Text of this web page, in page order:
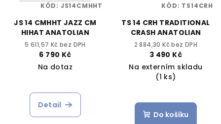
JS 14 CMHHT JAZZ CM
HIHAT ANATOLIAN
5 611,57 Kč bez DPH
6 790 Kč
Na dotaz
Detail
KÓD: JS14CMHHT
TS 14 CRH TRADITIONAL
CRASH ANATOLIAN
2 884,30 Kč bez DPH
3 490 Kč
Na externím skladu
(1 ks)
Do košíku
KÓD: TS14CRH